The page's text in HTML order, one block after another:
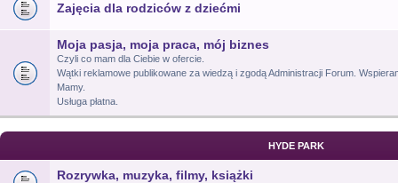
Zajęcia dla rodziców z dziećmi
Moja pasja, moja praca, mój biznes
Czyli co mam dla Ciebie w ofercie.
Wątki reklamowe publikowane za wiedzą i zgodą Administracji Forum.
Mamy.
Usługa płatna.
HYDE PARK
Rozrywka, muzyka, filmy, książki